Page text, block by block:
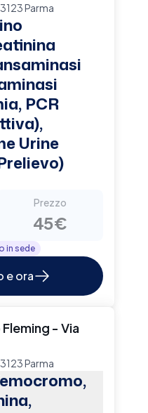
Parma
PCR
Urine
Prezzo
45€
in sede
e ora
- Via
Parma